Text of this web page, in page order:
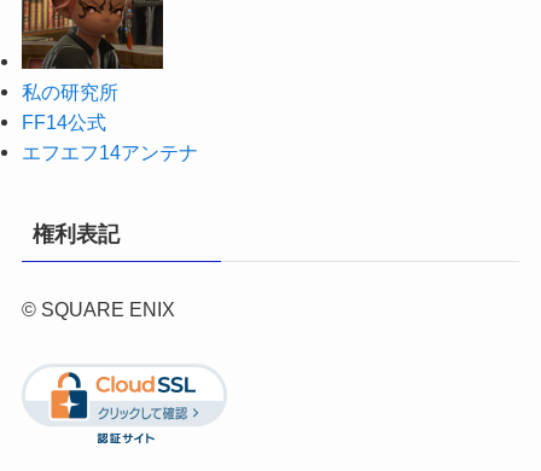
私の研究所
FF14公式
エフエフ14アンテナ
権利表記
© SQUARE ENIX